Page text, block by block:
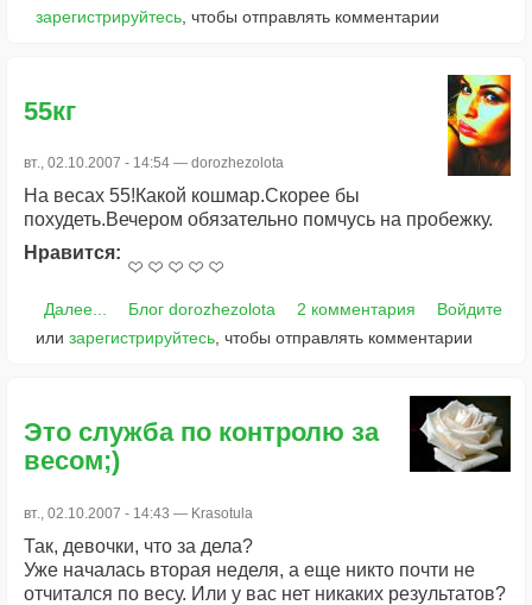
зарегистрируйтесь, чтобы отправлять комментарии
55кг
вт., 02.10.2007 - 14:54 — dorozhezolota
На весах 55!Какой кошмар.Скорее бы
похудеть.Вечером обязательно помчусь на пробежку.
Нравится:
Далее... Блог dorozhezolota 2 комментария
Войдите
или зарегистрируйтесь, чтобы отправлять комментарии
Это служба по контролю за
весом;)
вт., 02.10.2007 - 14:43 — Krasotula
Так, девочки, что за дела?
Уже началась вторая неделя, а еще никто почти не
отчитался по весу. Или у вас нет никаких результатов?